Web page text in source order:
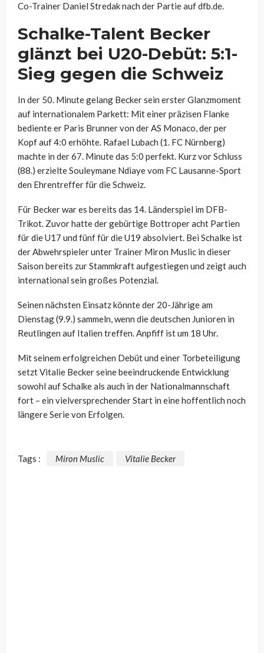
Co-Trainer Daniel Stredak nach der Partie auf dfb.de.
Schalke-Talent Becker
glänzt bei U20-Debüt: 5:1-
Sieg gegen die Schweiz
In der 50. Minute gelang Becker sein erster Glanzmoment
auf internationalem Parkett: Mit einer präzisen Flanke
bediente er Paris Brunner von der AS Monaco, der per
Kopf auf 4:0 erhöhte. Rafael Lubach (1. FC Nürnberg)
machte in der 67. Minute das 5:0 perfekt. Kurz vor Schluss
(88.) erzielte Souleymane Ndiaye vom FC Lausanne-Sport
den Ehrentreffer für die Schweiz.
Für Becker war es bereits das 14. Länderspiel im DFB-
Trikot. Zuvor hatte der gebürtige Bottroper acht Partien
für die U17 und fünf für die U19 absolviert. Bei Schalke ist
der Abwehrspieler unter Trainer Miron Muslic in dieser
Saison bereits zur Stammkraft aufgestiegen und zeigt auch
international sein großes Potenzial.
Seinen nächsten Einsatz könnte der 20-Jährige am
Dienstag (9.9.) sammeln, wenn die deutschen Junioren in
Reutlingen auf Italien treffen. Anpfiff ist um 18 Uhr.
Mit seinem erfolgreichen Debüt und einer Torbeteiligung
setzt Vitalie Becker seine beeindruckende Entwicklung
sowohl auf Schalke als auch in der Nationalmannschaft
fort – ein vielversprechender Start in eine hoffentlich noch
längere Serie von Erfolgen.
Tags : Miron Muslic Vitalie Becker